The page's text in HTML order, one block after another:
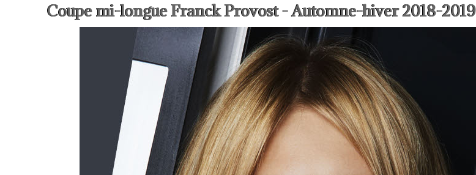
Coupe mi-longue Franck Provost - Automne-hiver 2018-2019